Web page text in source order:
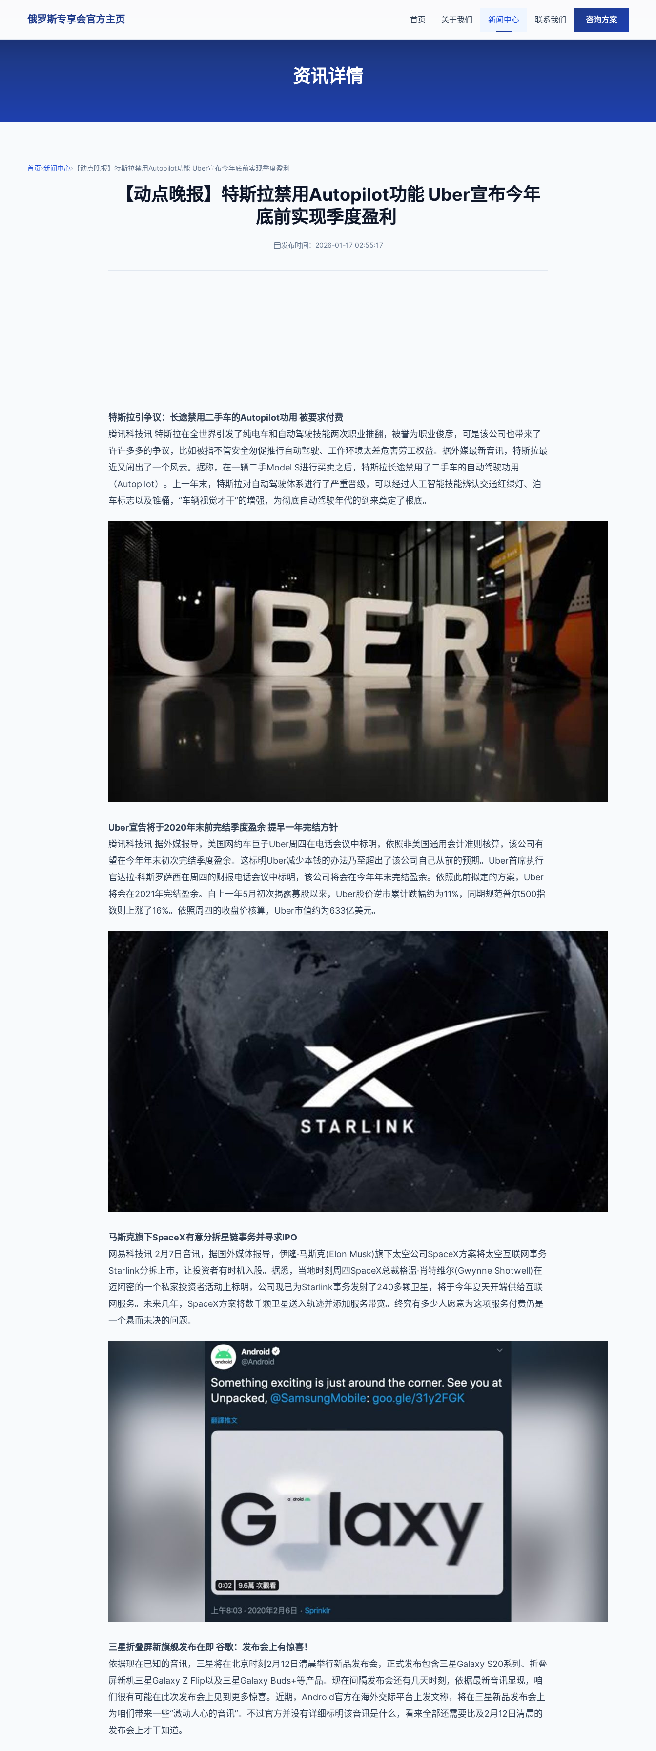
俄罗斯专享会官方主页 首页 关于我们 新闻中心 联系我们 咨询方案
资讯详情
首页›新闻中心› 【动点晚报】特斯拉禁用Autopilot功能 Uber宣布今年底前实现季度盈利
【动点晚报】特斯拉禁用Autopilot功能 Uber宣布今年
底前实现季度盈利
发布时间：2026-01-17 02:55:17
特斯拉引争议：长途禁用二手车的Autopilot功用 被要求付费
腾讯科技讯 特斯拉在全世界引发了纯电车和自动驾驶技能两次职业推翻，被誉为职业俊彦，可是该公司也带来了
许许多多的争议，比如被指不管安全匆促推行自动驾驶、工作环境太差危害劳工权益。据外媒最新音讯，特斯拉最
近又闹出了一个风云。据称，在一辆二手Model S进行买卖之后，特斯拉长途禁用了二手车的自动驾驶功用
（Autopilot）。上一年末，特斯拉对自动驾驶体系进行了严重晋级，可以经过人工智能技能辨认交通红绿灯、泊
车标志以及锥桶，“车辆视觉才干”的增强，为彻底自动驾驶年代的到来奠定了根底。
Uber宣告将于2020年末前完结季度盈余 提早一年完结方针
腾讯科技讯 据外媒报导，美国网约车巨子Uber周四在电话会议中标明，依照非美国通用会计准则核算，该公司有
望在今年年末初次完结季度盈余。这标明Uber减少本钱的办法乃至超出了该公司自己从前的预期。Uber首席执行
官达拉·科斯罗萨西在周四的财报电话会议中标明，该公司将会在今年年末完结盈余。依照此前拟定的方案，Uber
将会在2021年完结盈余。自上一年5月初次揭露募股以来，Uber股价逆市累计跌幅约为11%，同期规范普尔500指
数则上涨了16%。依照周四的收盘价核算，Uber市值约为633亿美元。
马斯克旗下SpaceX有意分拆星链事务并寻求IPO
网易科技讯 2月7日音讯，据国外媒体报导，伊隆·马斯克(Elon Musk)旗下太空公司SpaceX方案将太空互联网事务
Starlink分拆上市，让投资者有时机入股。据悉，当地时刻周四SpaceX总裁格温·肖特维尔(Gwynne Shotwell)在
迈阿密的一个私家投资者活动上标明，公司现已为Starlink事务发射了240多颗卫星，将于今年夏天开端供给互联
网服务。未来几年，SpaceX方案将数千颗卫星送入轨迹并添加服务带宽。终究有多少人愿意为这项服务付费仍是
一个悬而未决的问题。
三星折叠屏新旗舰发布在即 谷歌：发布会上有惊喜！
依据现在已知的音讯，三星将在北京时刻2月12日清晨举行新品发布会，正式发布包含三星Galaxy S20系列、折叠
屏新机三星Galaxy Z Flip以及三星Galaxy Buds+等产品。现在间隔发布会还有几天时刻，依据最新音讯显现，咱
们很有可能在此次发布会上见到更多惊喜。近期，Android官方在海外交际平台上发文称，将在三星新品发布会上
为咱们带来一些“激动人心的音讯”。不过官方并没有详细标明该音讯是什么，看来全部还需要比及2月12日清晨的
发布会上才干知道。